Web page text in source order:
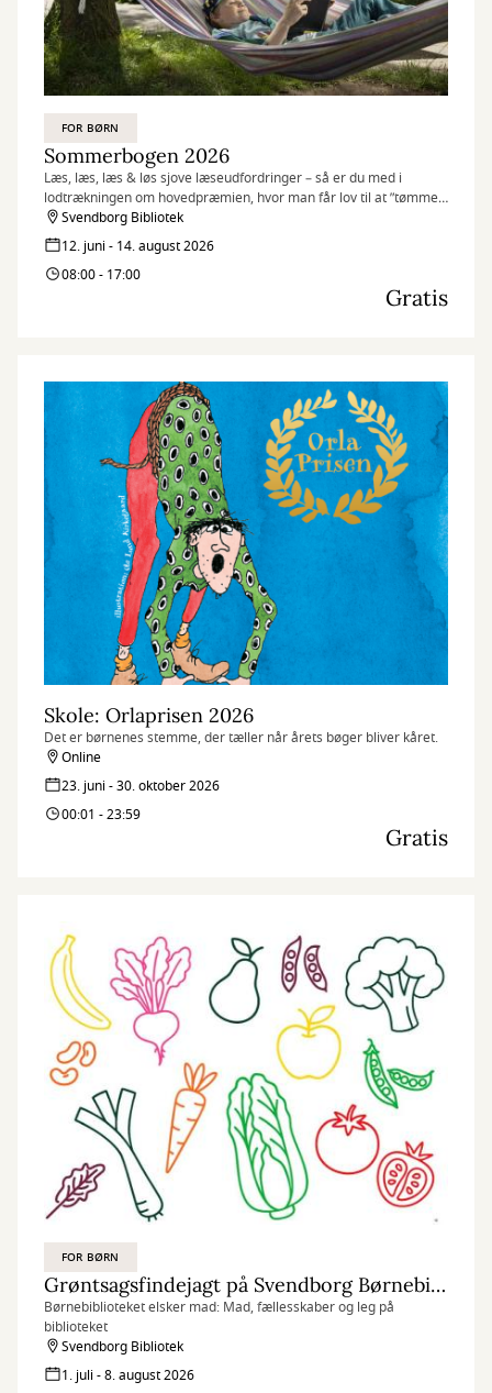
FOR BØRN
Sommerbogen 2026
Læs, læs, læs & løs sjove læseudfordringer – så er du med i
lodtrækningen om hovedpræmien, hvor man får lov til at ”tømme
en boghandel på 5 minutter”. Sommerbogen er for de 6-15 årige.
Svendborg Bibliotek
12. juni - 14. august 2026
08:00 - 17:00
Gratis
Skole: Orlaprisen 2026
Det er børnenes stemme, der tæller når årets bøger bliver kåret.
Online
23. juni - 30. oktober 2026
00:01 - 23:59
Gratis
FOR BØRN
Grøntsagsfindejagt på Svendborg Børnebibliotek
Børnebiblioteket elsker mad: Mad, fællesskaber og leg på
biblioteket
Svendborg Bibliotek
1. juli - 8. august 2026